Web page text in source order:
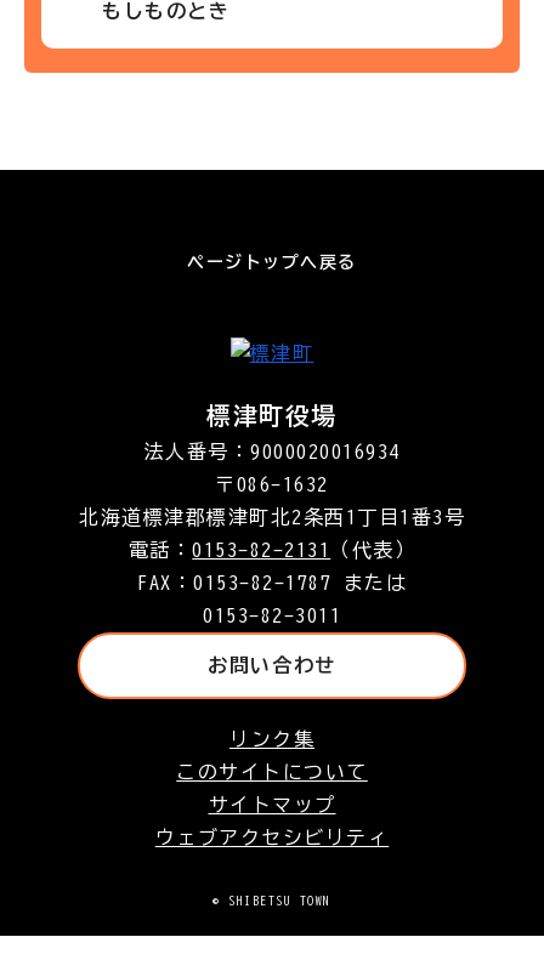
もしものとき
ページトップへ戻る
標津町役場
法人番号：9000020016934
〒086-1632
北海道標津郡標津町北2条西1丁目1番3号
電話：0153-82-2131
（代表）
FAX：0153-82-1787 または
0153-82-3011
お問い合わせ
リンク集
このサイトについて
サイトマップ
ウェブアクセシビリティ
© SHIBETSU TOWN